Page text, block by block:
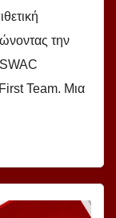
την
Team. Μια